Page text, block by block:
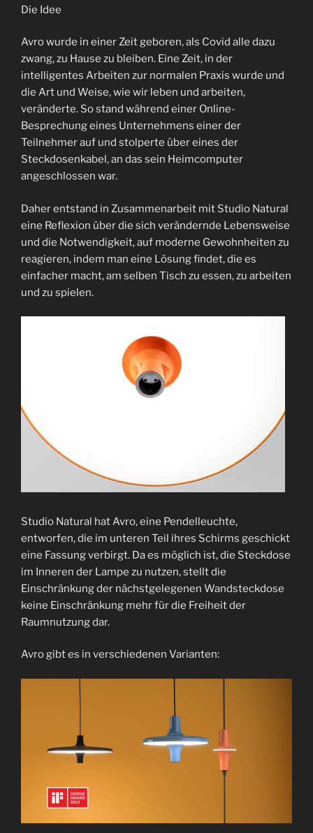
Die Idee
Avro wurde in einer Zeit geboren, als Covid alle dazu
zwang, zu Hause zu bleiben. Eine Zeit, in der
intelligentes Arbeiten zur normalen Praxis wurde und
die Art und Weise, wie wir leben und arbeiten,
veränderte. So stand während einer Online-
Besprechung eines Unternehmens einer der
Teilnehmer auf und stolperte über eines der
Steckdosenkabel, an das sein Heimcomputer
angeschlossen war.
Daher entstand in Zusammenarbeit mit Studio Natural
eine Reflexion über die sich verändernde Lebensweise
und die Notwendigkeit, auf moderne Gewohnheiten zu
reagieren, indem man eine Lösung findet, die es
einfacher macht, am selben Tisch zu essen, zu arbeiten
und zu spielen.
Studio Natural hat Avro, eine Pendelleuchte,
entworfen, die im unteren Teil ihres Schirms geschickt
eine Fassung verbirgt. Da es möglich ist, die Steckdose
im Inneren der Lampe zu nutzen, stellt die
Einschränkung der nächstgelegenen Wandsteckdose
keine Einschränkung mehr für die Freiheit der
Raumnutzung dar.
Avro gibt es in verschiedenen Varianten: